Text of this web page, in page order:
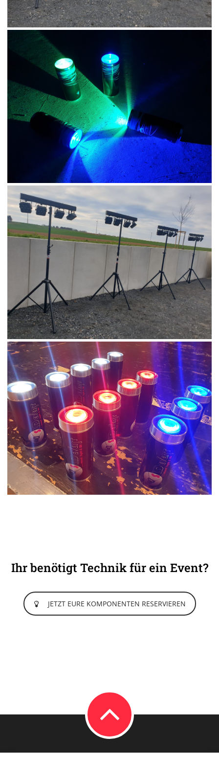
Ihr benötigt Technik für ein Event?
JETZT EURE KOMPONENTEN RESERVIEREN